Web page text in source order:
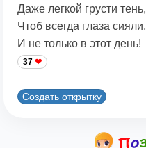
Даже легкой грусти тень,
Чтоб всегда глаза сияли,
И не только в этот день!
37
Создать открытку